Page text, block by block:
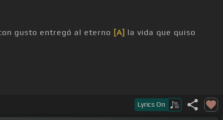
gusto entregó al eterno [A] la vida que quiso
Lyrics On